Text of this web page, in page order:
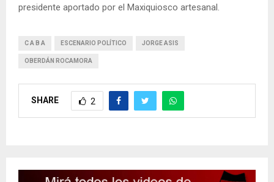
presidente aportado por el Maxiquiosco artesanal.
C A B A ESCENARIO POLÍTICO JORGE ASIS
OBERDÁN ROCAMORA
SHARE 2